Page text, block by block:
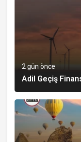
2 gün önce
Adil Geçiş